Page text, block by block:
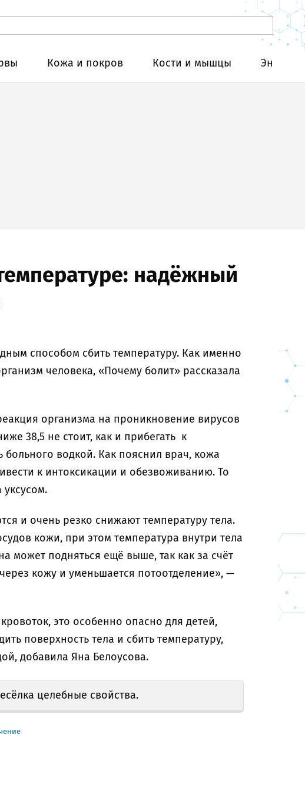
Кожа и покров Кости и мышцы
надёжный
способом сбить температуру. Как именно
человека, «Почему болит» рассказала
организма на проникновение вирусов
38,5 не стоит, как и прибегать к
водкой. Как пояснил врач, кожа
к интоксикации и обезвоживанию. То
уксусом.
и очень резко снижают температуру тела.
кожи, при этом температура внутри тела
может подняться ещё выше, так как за счёт
кожу и уменьшается потоотделение», —
это особенно опасно для детей,
поверхность тела и сбить температуру,
добавила Яна Белоусова.
целебные свойства.